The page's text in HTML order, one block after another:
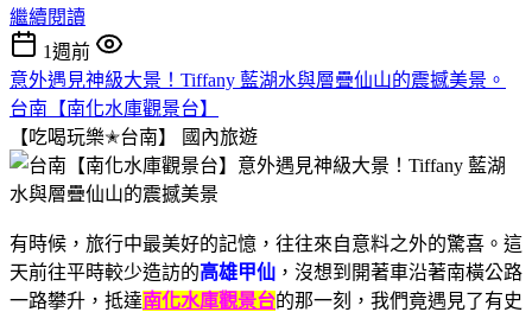
繼續閱讀
1週前
意外遇見神級大景！Tiffany 藍湖水與層疊仙山的震撼美景。
台南【南化水庫觀景台】
【吃喝玩樂✭台南】
國內旅遊
有時候，旅行中最美好的記憶，往往來自意料之外的驚喜。這
天前往平時較少造訪的高雄甲仙 ，沒想到開著車沿著南橫公路
一路攀升，抵達南化水庫觀景台的那一刻，我們竟遇見了有史